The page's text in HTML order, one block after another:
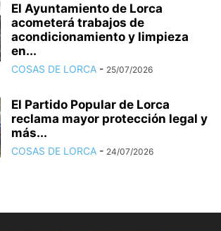
El Ayuntamiento de Lorca
acometerá trabajos de
acondicionamiento y limpieza
en...
COSAS DE LORCA - 25/07/2026
El Partido Popular de Lorca
reclama mayor protección legal y
más...
COSAS DE LORCA - 24/07/2026